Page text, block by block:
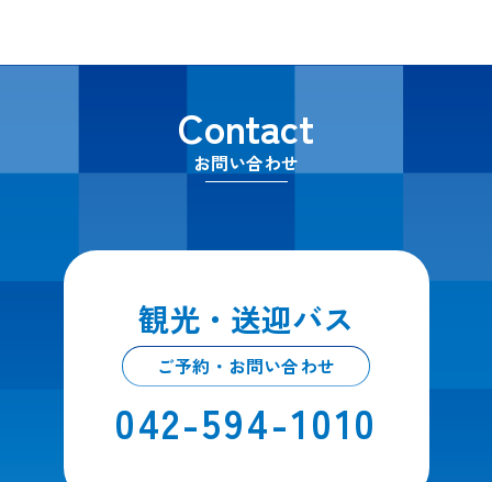
Contact
お問い合わせ
観光・送迎バス
ご予約・お問い合わせ
042-594-1010